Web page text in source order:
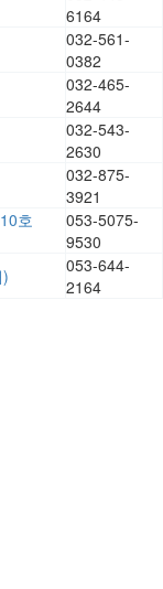
6164
032-561-
0382
032-465-
2644
032-543-
2630
032-875-
3921
호
053-5075-
9530
053-644-
2164